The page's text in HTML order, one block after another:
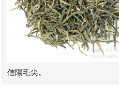
信陽毛尖。